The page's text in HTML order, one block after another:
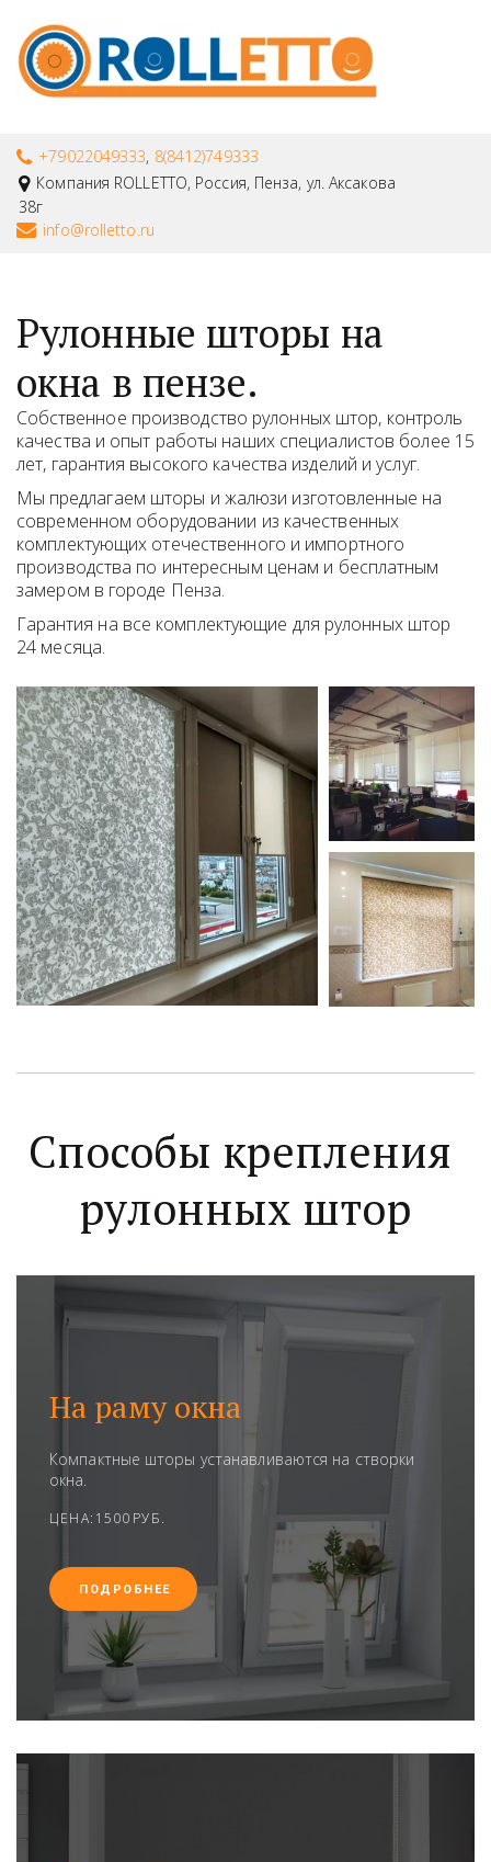
+79022049333, 8(8412)749333
Компания ROLLETTO, Россия, Пенза, ул. Аксакова
38г
info@rolletto.ru
Рулонные шторы на
окна в пензе.
Собственное производство рулонных штор, контроль
качества и опыт работы наших специалистов более 15
лет, гарантия высокого качества изделий и услуг.
Мы предлагаем шторы и жалюзи изготовленные на
современном оборудовании из качественных
комплектующих отечественного и импортного
производства по интересным ценам и бесплатным
замером в городе Пенза.
Гарантия на все комплектующие для рулонных штор
24 месяца.
Способы крепления
рулонных штор
На раму окна
Компактные шторы устанавливаются на створки
окна.
ЦЕНА:1500РУБ.
ПОДРОБНЕЕ